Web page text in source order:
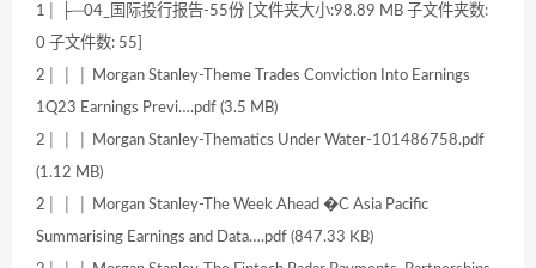
1│ ├─04_国际投行报告-55份 [文件夹大小:98.89 MB 子文件夹数:
0 子文件数: 55]
2│ │ │ Morgan Stanley-Theme Trades Conviction Into Earnings
1Q23 Earnings Previ….pdf (3.5 MB)
2│ │ │ Morgan Stanley-Thematics Under Water-101486758.pdf
(1.12 MB)
2│ │ │ Morgan Stanley-The Week Ahead �C Asia Pacific
Summarising Earnings and Data….pdf (847.33 KB)